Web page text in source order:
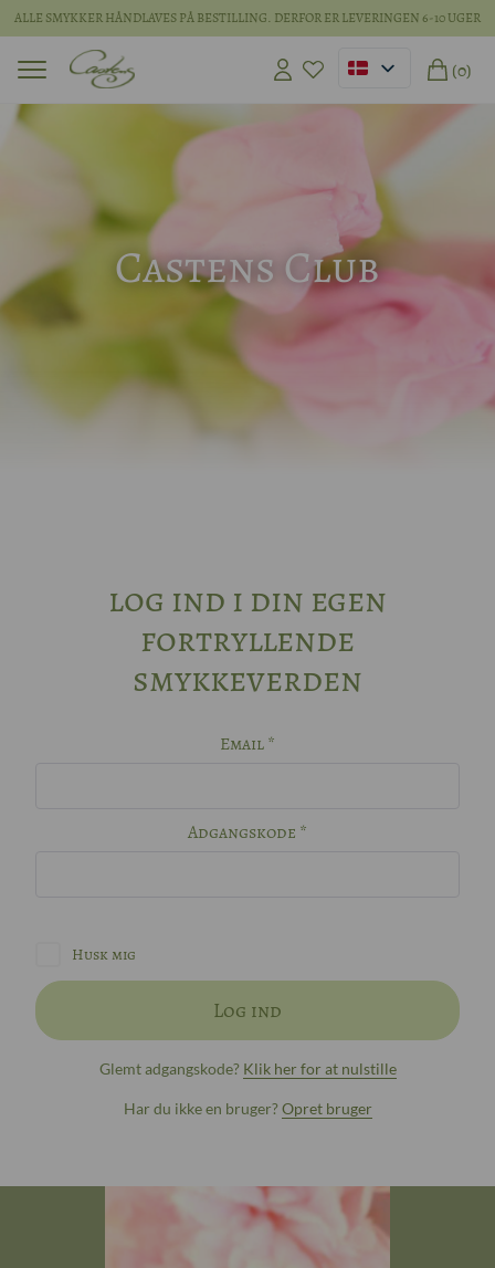
ALLE SMYKKER HÅNDLAVES PÅ BESTILLING. DERFOR ER LEVERINGEN 6-10 UGER
(0)
Castens Club
log ind i din egen
fortryllende
smykkeverden
Email *
Adgangskode *
Husk mig
Log ind
Glemt adgangskode? Klik her for at nulstille
Har du ikke en bruger?Opret bruger